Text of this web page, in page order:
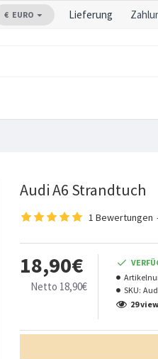
€ EURO Lieferung
Audi A6 Strandtuch
1 Bewertungen
18,90€
Netto 18,90€
SKU:
29